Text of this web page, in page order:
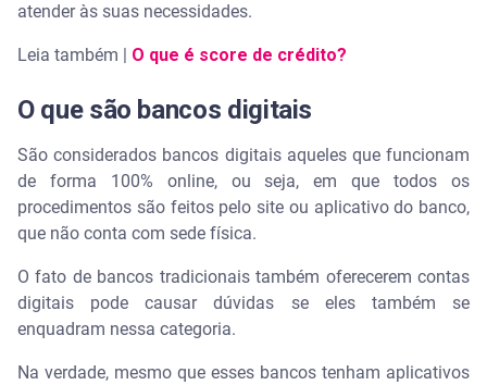
atender às suas necessidades.
Leia também | O que é score de crédito?
O que são bancos digitais
São considerados bancos digitais aqueles que funcionam
de forma 100% online, ou seja, em que todos os
procedimentos são feitos pelo site ou aplicativo do banco,
que não conta com sede física.
O fato de bancos tradicionais também oferecerem contas
digitais pode causar dúvidas se eles também se
enquadram nessa categoria.
Na verdade, mesmo que esses bancos tenham aplicativos